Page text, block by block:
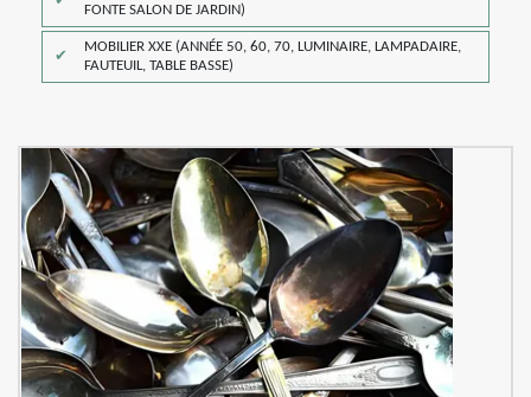
FONTE SALON DE JARDIN)
MOBILIER XXE (ANNÉE 50, 60, 70, LUMINAIRE, LAMPADAIRE,
FAUTEUIL, TABLE BASSE)